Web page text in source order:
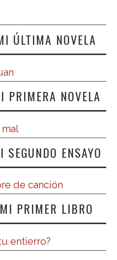
ÚLTIMA NOVELA
PRIMERA NOVELA
ENSAYO
PRIMER LIBRO